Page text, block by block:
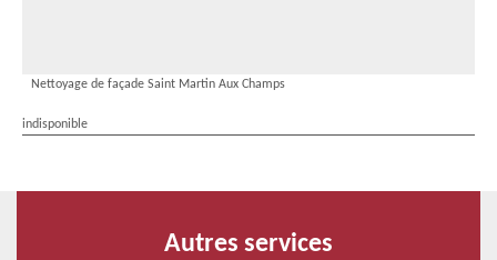
Nettoyage de façade Saint Martin Aux Champs
indisponible
Autres services